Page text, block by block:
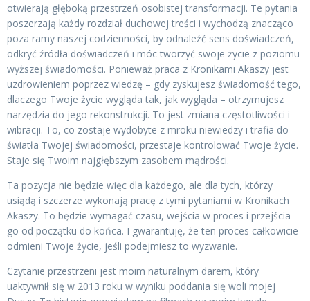
otwierają głęboką przestrzeń osobistej transformacji. Te pytania
poszerzają każdy rozdział duchowej treści i wychodzą znacząco
poza ramy naszej codzienności, by odnaleźć sens doświadczeń,
odkryć źródła doświadczeń i móc tworzyć swoje życie z poziomu
wyższej świadomości. Ponieważ praca z Kronikami Akaszy jest
uzdrowieniem poprzez wiedzę – gdy zyskujesz świadomość tego,
dlaczego Twoje życie wygląda tak, jak wygląda – otrzymujesz
narzędzia do jego rekonstrukcji. To jest zmiana częstotliwości i
wibracji. To, co zostaje wydobyte z mroku niewiedzy i trafia do
światła Twojej świadomości, przestaje kontrolować Twoje życie.
Staje się Twoim najgłębszym zasobem mądrości.
Ta pozycja nie będzie więc dla każdego, ale dla tych, którzy
usiądą i szczerze wykonają pracę z tymi pytaniami w Kronikach
Akaszy. To będzie wymagać czasu, wejścia w proces i przejścia
go od początku do końca. I gwarantuję, że ten proces całkowicie
odmieni Twoje życie, jeśli podejmiesz to wyzwanie.
Czytanie przestrzeni jest moim naturalnym darem, który
uaktywnił się w 2013 roku w wyniku poddania się woli mojej